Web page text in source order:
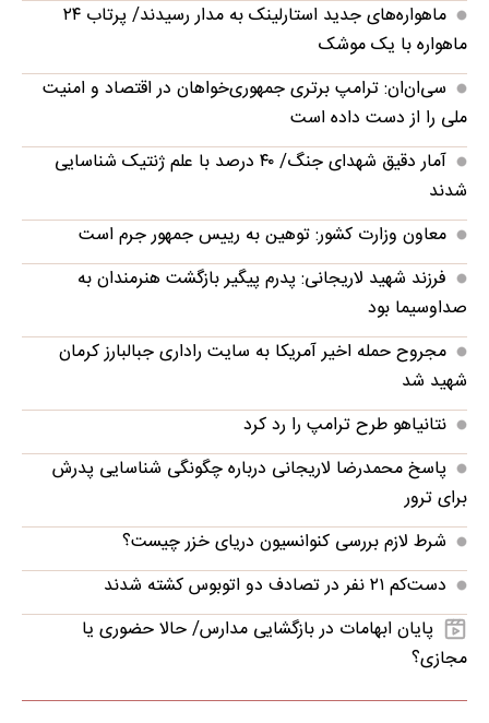
ماهواره‌های جدید استارلینک به مدار رسیدند/ پرتاب ۲۴
ماهواره با یک موشک
سی‌ان‌ان: ترامپ برتری جمهوری‌خواهان در اقتصاد و امنیت
ملی را از دست داده است
آمار دقیق شهدای جنگ/ ۴۰ درصد با علم ژنتیک شناسایی
شدند
معاون وزارت کشور: توهین به رییس جمهور جرم است
فرزند شهید لاریجانی: پدرم پیگیر بازگشت هنرمندان به
صداوسیما بود
مجروح حمله اخیر آمریکا به سایت راداری جبالبارز کرمان
شهید شد
نتانیاهو طرح ترامپ را رد کرد
پاسخ محمدرضا لاریجانی درباره چگونگی شناسایی پدرش
برای ترور
شرط لازم بررسی کنوانسیون دریای خزر چیست؟
دست‌کم ۲۱ نفر در تصادف دو اتوبوس کشته شدند
پایان ابهامات در بازگشایی مدارس/ حالا حضوری یا
مجازی؟